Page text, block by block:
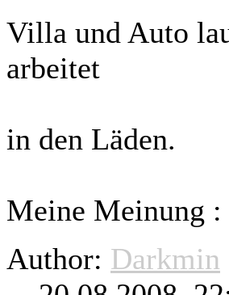
Villa und Auto
arbeitet
in den Läden.
Meine Meinung
Author: Darkmin